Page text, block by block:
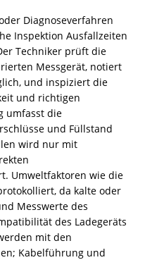
Diagnoseverfahren
Inspektion Ausfallzeiten
Techniker prüft die
Messgerät, notiert
und inspiziert die
und richtigen
umfasst die
und Füllstand
wird nur mit
Umweltfaktoren wie die
da kalte oder
Messwerte des
des Ladegeräts
mit den
Kabelführung und